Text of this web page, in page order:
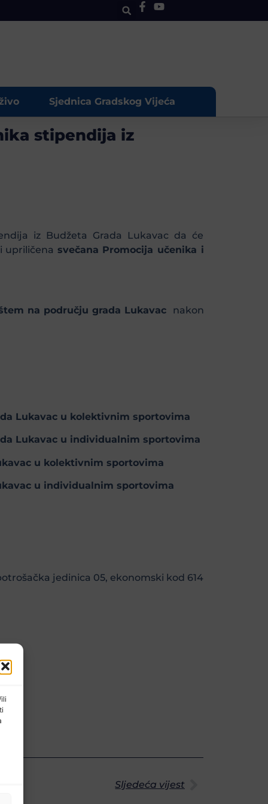
Sjednica Gradskog Vijeća
stipendija iz
iz Budžeta Grada Lukavac da će
svečana Promocija učenika i
na području grada Lukavac nakon
Lukavac u kolektivnim sportovima
Lukavac u individualnim sportovima
u kolektivnim sportovima
u individualnim sportovima
jedinica 05, ekonomski kod 614
Sljedeća vijest